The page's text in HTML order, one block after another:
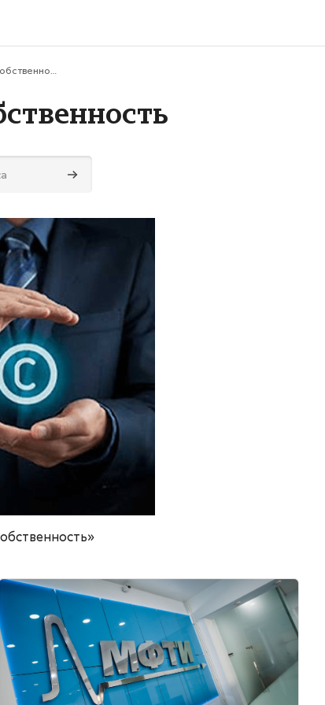
Интеллектуальная собственность
Поиск курса
правами и трансфером технологий
Изображение курса" Управление